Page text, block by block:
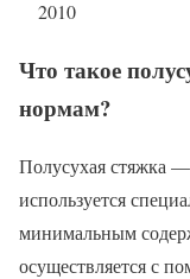
2010
Что такое
нормам?
Полусухая стяжка —
используется
минимальным
осуществляется с